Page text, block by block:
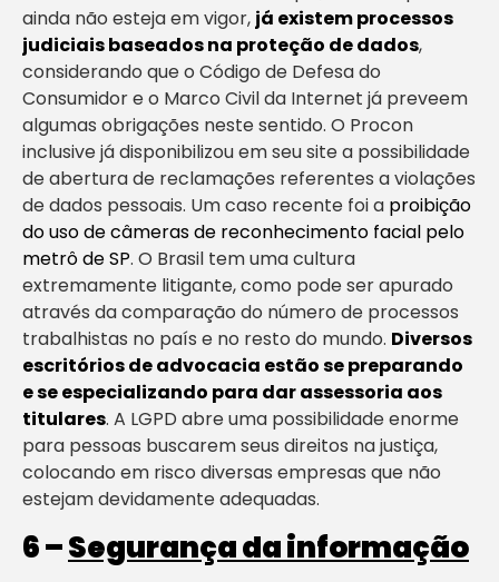
ainda não esteja em vigor, já existem processos
judiciais baseados na proteção de dados,
considerando que o Código de Defesa do
Consumidor e o Marco Civil da Internet já preveem
algumas obrigações neste sentido. O Procon
inclusive já disponibilizou em seu site a possibilidade
de abertura de reclamações referentes a violações
de dados pessoais. Um caso recente foi a proibição
do uso de câmeras de reconhecimento facial pelo
metrô de SP. O Brasil tem uma cultura
extremamente litigante, como pode ser apurado
através da comparação do número de processos
trabalhistas no país e no resto do mundo. Diversos
escritórios de advocacia estão se preparando
e se especializando para dar assessoria aos
titulares. A LGPD abre uma possibilidade enorme
para pessoas buscarem seus direitos na justiça,
colocando em risco diversas empresas que não
estejam devidamente adequadas.
6 –Segurança da informação